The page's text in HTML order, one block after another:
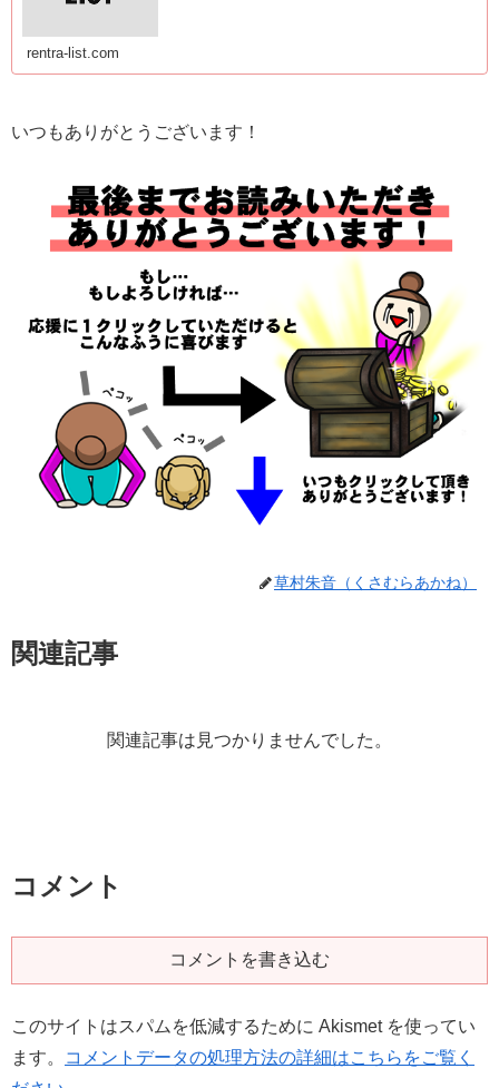
rentra-list.com
いつもありがとうございます！
草村朱音（くさむらあかね）
関連記事
関連記事は見つかりませんでした。
コメント
コメントを書き込む
このサイトはスパムを低減するために Akismet を使ってい
ます。
コメントデータの処理方法の詳細はこちらをご覧く